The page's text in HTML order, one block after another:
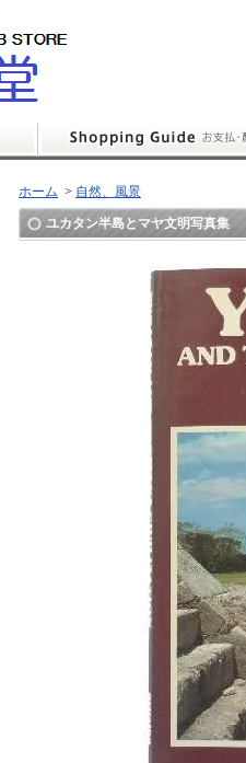
ホーム > 自然、風景
ユカタン半島とマヤ文明写真集